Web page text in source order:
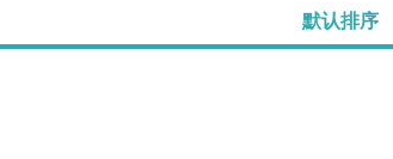
默认排序